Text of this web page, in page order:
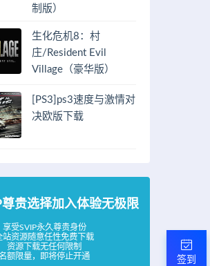
制版）
生化危机8：村
庄/Resident Evil
Village（豪华版）
[PS3]ps3速度与激情对
决欧版下载
贵选择加入体验无极限
享受SVIP永久尊贵身份
站资源随意任性免费下载
资源下载无任何限制
额限量，即将停止开通
签到